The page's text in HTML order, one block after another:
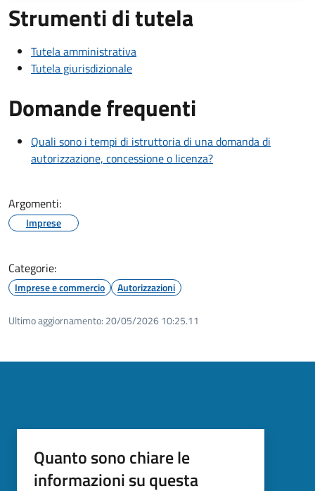
Strumenti di tutela
Tutela amministrativa
Tutela giurisdizionale
Domande frequenti
Quali sono i tempi di istruttoria di una domanda di
autorizzazione, concessione o licenza?
Argomenti:
Imprese
Categorie:
Imprese e commercio Autorizzazioni
Ultimo aggiornamento: 20/05/2026 10:25.11
Quanto sono chiare le
informazioni su questa